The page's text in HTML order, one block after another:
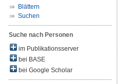
Blättern
Suchen
Suche nach Personen
im Publikationsserver
bei BASE
bei Google Scholar